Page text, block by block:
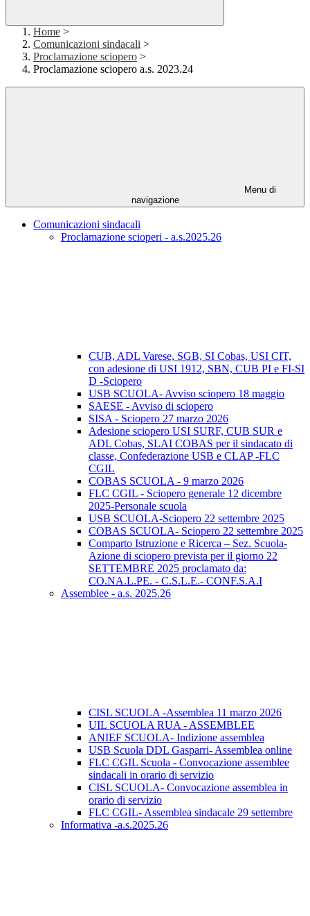
Home >
Comunicazioni sindacali >
Proclamazione sciopero >
Proclamazione sciopero a.s. 2023.24
Menu di
navigazione
Comunicazioni sindacali
Proclamazione scioperi - a.s.2025.26
CUB, ADL Varese, SGB, SI Cobas, USI CIT,
con adesione di USI 1912, SBN, CUB PI e FI-SI
D -Sciopero
USB SCUOLA- Avviso sciopero 18 maggio
SAESE - Avviso di sciopero
SISA - Sciopero 27 marzo 2026
Adesione sciopero USI SURF, CUB SUR e
ADL Cobas, SLAI COBAS per il sindacato di
classe, Confederazione USB e CLAP -FLC
CGIL
COBAS SCUOLA - 9 marzo 2026
FLC CGIL - Sciopero generale 12 dicembre
2025-Personale scuola
USB SCUOLA-Sciopero 22 settembre 2025
COBAS SCUOLA- Sciopero 22 settembre 2025
Comparto Istruzione e Ricerca – Sez. Scuola-
Azione di sciopero prevista per il giorno 22
SETTEMBRE 2025 proclamato da:
CO.NA.L.PE. - C.S.L.E.- CONF.S.A.I
Assemblee - a.s. 2025.26
CISL SCUOLA -Assemblea 11 marzo 2026
UIL SCUOLA RUA - ASSEMBLEE
ANIEF SCUOLA- Indizione assemblea
USB Scuola DDL Gasparri- Assemblea online
FLC CGIL Scuola - Convocazione assemblee
sindacali in orario di servizio
CISL SCUOLA- Convocazione assemblea in
orario di servizio
FLC CGIL- Assemblea sindacale 29 settembre
Informativa -a.s.2025.26